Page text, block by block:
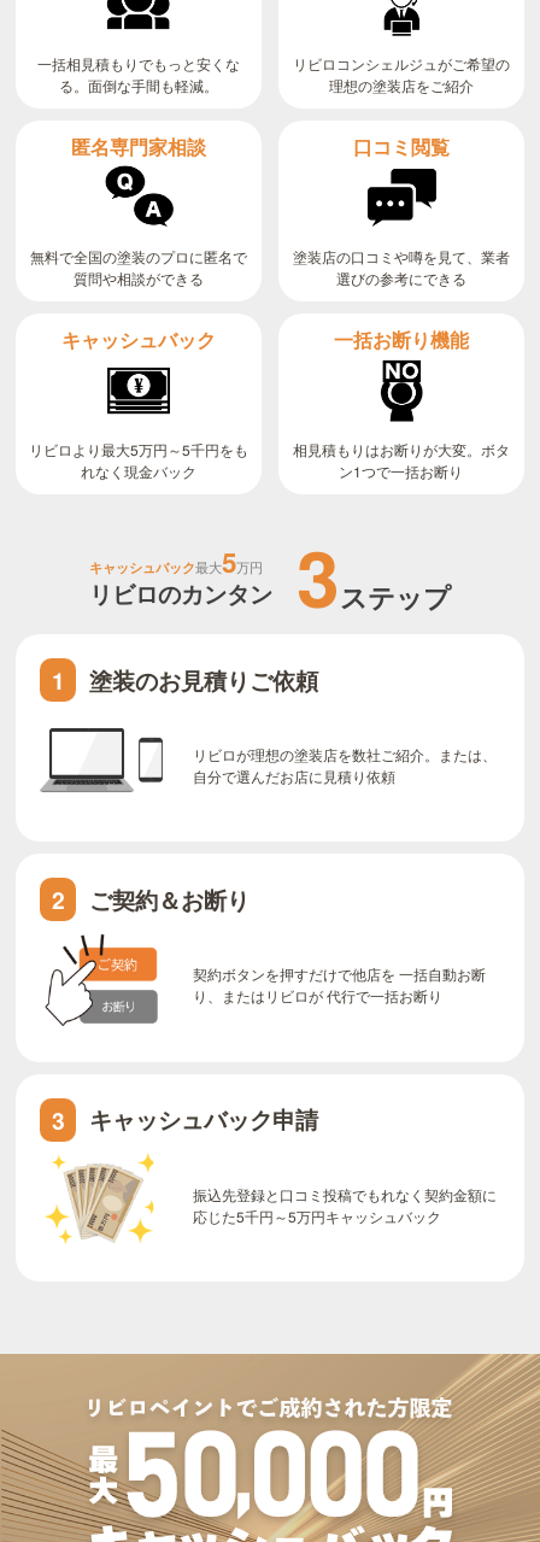
一括相見積もりでもっと安くな
る。面倒な手間も軽減。
リビロコンシェルジュがご希望の
理想の塗装店をご紹介
匿名専門家相談
無料で全国の塗装のプロに匿名で
質問や相談ができる
口コミ閲覧
塗装店の口コミや噂を見て、業者
選びの参考にできる
キャッシュバック
リビロより最大5万円～5千円をも
れなく現金バック
一括お断り機能
相見積もりはお断りが大変。ボタ
ン1つで一括お断り
キャッシュバック最大5万円
リビロのカンタン 3ステップ
1 塗装のお見積りご依頼
リビロが理想の塗装店を数社ご紹介。または、
自分で選んだお店に見積り依頼
2 ご契約＆お断り
契約ボタンを押すだけで他店を 一括自動お断
り、またはリビロが 代行で一括お断り
3 キャッシュバック申請
振込先登録と口コミ投稿でもれなく契約金額に
応じた5千円～5万円キャッシュバック